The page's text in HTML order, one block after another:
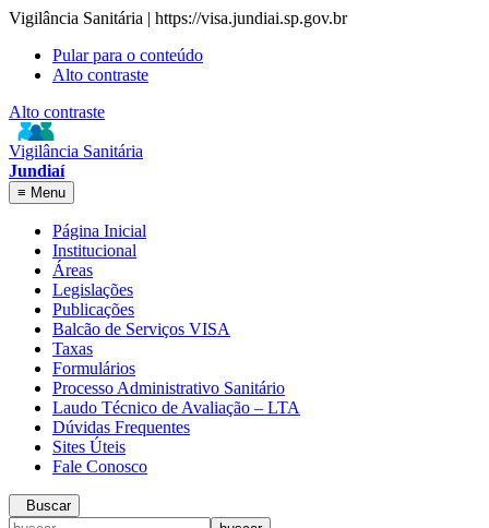
Vigilância Sanitária | https://visa.jundiai.sp.gov.br
Pular para o conteúdo
Alto contraste
Alto contraste
Vigilância Sanitária
Jundiaí
≡ Menu
Página Inicial
Institucional
Áreas
Legislações
Publicações
Balcão de Serviços VISA
Taxas
Formulários
Processo Administrativo Sanitário
Laudo Técnico de Avaliação – LTA
Dúvidas Frequentes
Sites Úteis
Fale Conosco
Buscar